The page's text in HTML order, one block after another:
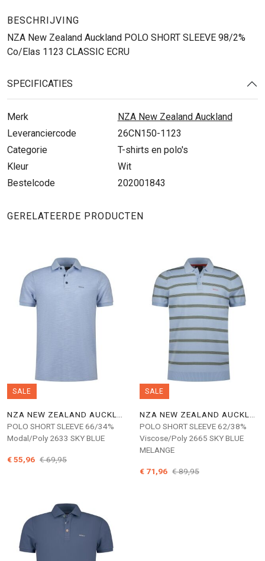
BESCHRIJVING
NZA New Zealand Auckland POLO SHORT SLEEVE 98/2%
Co/Elas 1123 CLASSIC ECRU
SPECIFICATIES
Merk
NZA New Zealand Auckland
Leveranciercode
26CN150-1123
Categorie
T-shirts en polo's
Kleur
Wit
Bestelcode
202001843
GERELATEERDE PRODUCTEN
SALE
POLO SHORT SLEEVE 66/34%
Modal/Poly 2633 SKY BLUE
€ 55,96 € 69,95
SALE
POLO SHORT SLEEVE 62/38%
Viscose/Poly 2665 SKY BLUE
MELANGE
€ 71,96 € 89,95